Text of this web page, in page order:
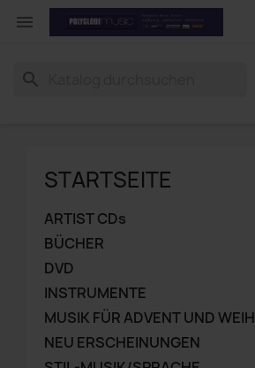

search
STARTSEITE
ARTIST CDs
BÜCHER
DVD
INSTRUMENTE
MUSIK FÜR ADVENT UND
NEU ERSCHEINUNGEN